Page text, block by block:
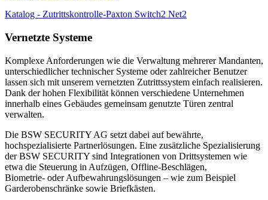
Katalog - Zutrittskontrolle-Paxton Switch2 Net2
Vernetzte Systeme
Komplexe Anforderungen wie die Verwaltung mehrerer Mandanten,
unterschiedlicher technischer Systeme oder zahlreicher Benutzer
lassen sich mit unserem vernetzten Zutrittssystem einfach realisieren.
Dank der hohen Flexibilität können verschiedene Unternehmen
innerhalb eines Gebäudes gemeinsam genutzte Türen zentral
verwalten.
Die BSW SECURITY AG setzt dabei auf bewährte,
hochspezialisierte Partnerlösungen. Eine zusätzliche Spezialisierung
der BSW SECURITY sind Integrationen von Drittsystemen wie
etwa die Steuerung in Aufzügen, Offline-Beschlägen,
Biometrie- oder Aufbewahrungslösungen – wie zum Beispiel
Garderobenschränke sowie Briefkästen.